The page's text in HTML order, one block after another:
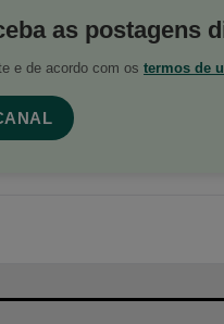
as postagens
e de acordo com os termos de